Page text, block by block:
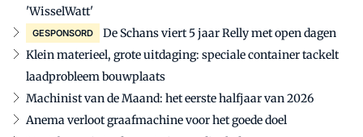
'WisselWatt'
GESPONSORD
De Schans viert 5 jaar Relly met open dagen
Klein materieel, grote uitdaging: speciale container tackelt
laadprobleem bouwplaats
Machinist van de Maand: het eerste halfjaar van 2026
Anema verloot graafmachine voor het goede doel